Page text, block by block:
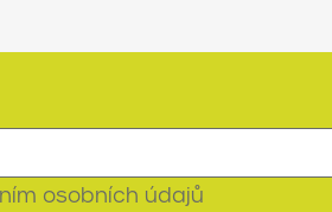
osobních údajů